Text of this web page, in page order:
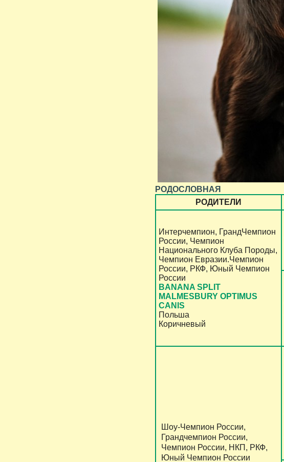
РОДОСЛОВНАЯ
РОДИТЕЛИ
Интерчемпион, ГрандЧемпион
России, Чемпион
Национального Клуба Породы,
Чемпион Евразии.Чемпион
России, РКФ, Юный Чемпион
России
BANANA SPLIT
MALMESBURY OPTIMUS
CANIS
Польша
Коричневый
Шоу-Чемпион России,
Грандчемпион России,
Чемпион России, НКП, РКФ,
Юный Чемпион России